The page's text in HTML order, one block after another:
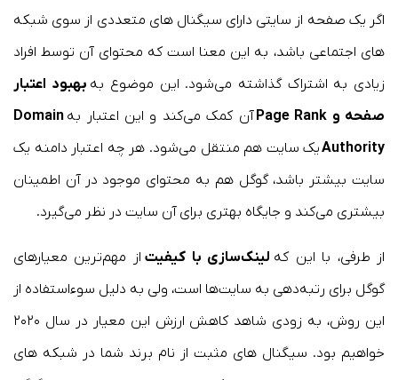
اگر یک صفحه از سایتی دارای سیگنال های متعددی از سوی شبکه
های اجتماعی باشد، به این معنا است که محتوای آن توسط افراد
زیادی به اشتراک گذاشته می‌شود. این موضوع به بهبود اعتبار
صفحه و Page Rank
آن کمک می‌کند و این اعتبار به Domain
Authorityیک سایت هم منتقل می‌شود. هر چه اعتبار دامنه یک
سایت بیشتر باشد، گوگل هم به محتوای موجود در آن اطمینان
بیشتری می‌کند و جایگاه بهتری برای آن سایت در نظر می‌گیرد.
از طرفی، با این که لینک‌سازی با کیفیتاز مهم‌ترین معیارهای
گوگل برای رتبه‌دهی به سایت‌ها است، ولی به دلیل سوءاستفاده از
این روش، به زودی شاهد کاهش ارزش این معیار در سال ۲۰۲۰
خواهیم بود. سیگنال های مثبت از نام برند شما در شبکه های